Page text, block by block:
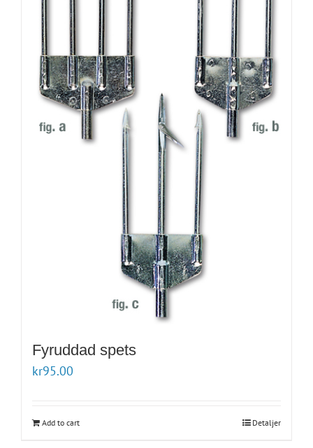
Fyruddad spets
kr95.00
Add to cart Detaljer